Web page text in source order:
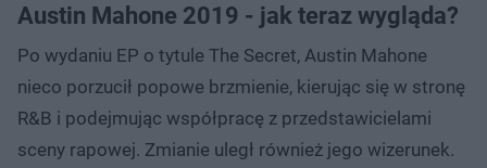
Austin Mahone 2019 - jak teraz wygląda?
Po wydaniu EP o tytule The Secret, Austin Mahone
nieco porzucił popowe brzmienie, kierując się w stronę
R&B i podejmując współpracę z przedstawicielami
sceny rapowej. Zmianie uległ również jego wizerunek.